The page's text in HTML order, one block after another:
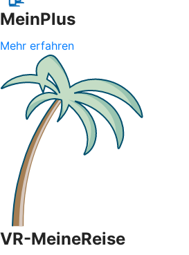
MeinPlus
Mehr erfahren
VR-MeineReise